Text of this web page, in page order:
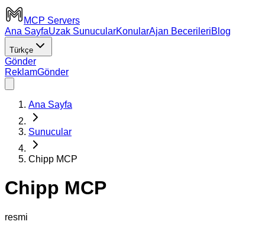
MCP Servers
Ana SayfaUzak SunucularKonularAjan BecerileriBlog
Türkçe
Gönder
ReklamGönder
Ana Sayfa
Sunucular
Chipp MCP
Chipp MCP
resmi